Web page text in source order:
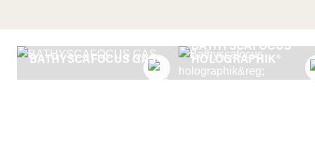
BATHYSCAFOCUS GAS
BATHYSCAFOCUS
HOLOGRAPHIK®